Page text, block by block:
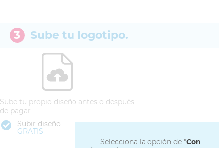
Selecciona la opción de "Con
3 Sube tu logotipo.
Sube tu propio diseño antes o después
de pagar
Subir diseño
GRATIS